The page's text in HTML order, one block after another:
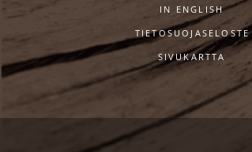
IN ENGLISH
TIETOSUOJASELOSTE
SIVUKARTTA